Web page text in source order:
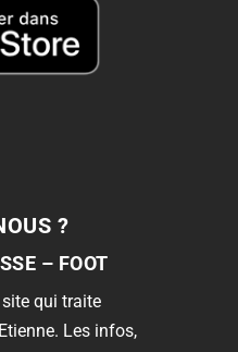
?
– FOOT
qui traite
Les infos,